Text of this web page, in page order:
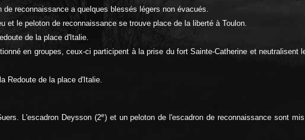
reconnaissance a quelques blessés légers non évacués.
et le peloton de reconnaissance se trouve place de la liberté à Toulon.
de la place d'Italie.
en groupes, ceux-ci participent à la prise du fort Sainte-Catherine et
Redoute de la place d'Italie.
L'escadron Deysson (2e) et un peloton de l'escadron de reconnaissance sont